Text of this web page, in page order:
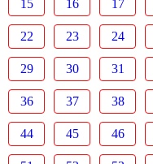
15 16 17
22 23 24
29 30 31
36 37 38
44 45 46